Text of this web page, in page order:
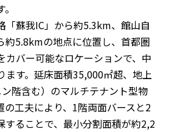
蘇我IC」から約5.3km、館山自
約5.8kmの地点に位置し、首都圏
カバー可能なロケーションで、中
ます。延床面積35,000㎡超、地上
階含む）のマルチテナント型物
の工夫により、1階両面バースと2
することで、最小分割面積が約2,2